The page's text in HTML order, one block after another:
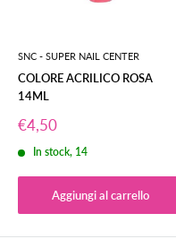
SNC - SUPER NAIL CENTER
COLORE ACRILICO ROSA
14ML
Prezzo
scontato
€4,50
In stock, 14
Aggiungi al carrello